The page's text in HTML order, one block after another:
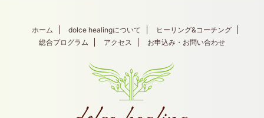
ホーム dolce healingについて
ヒーリング&コーチング
総合プログラム
アクセス お申込み・お問い合わせ